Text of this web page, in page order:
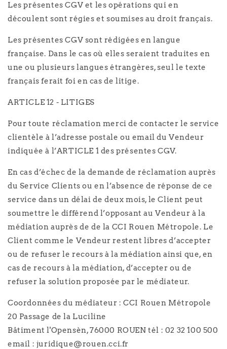
Les présentes CGV et les opérations qui en
découlent sont régies et soumises au droit français.
Les présentes CGV sont rédigées en langue
française. Dans le cas où elles seraient traduites en
une ou plusieurs langues étrangères, seul le texte
français ferait foi en cas de litige.
ARTICLE 12 - LITIGES
Pour toute réclamation merci de contacter le service
clientèle à l’adresse postale ou email du Vendeur
indiquée à l’ARTICLE 1 des présentes CGV.
En cas d’échec de la demande de réclamation auprès
du Service Clients ou en l’absence de réponse de ce
service dans un délai de deux mois, le Client peut
soumettre le différend l’opposant au Vendeur à la
médiation auprès de de la CCI Rouen Métropole. Le
Client comme le Vendeur restent libres d’accepter
ou de refuser le recours à la médiation ainsi que, en
cas de recours à la médiation, d’accepter ou de
refuser la solution proposée par le médiateur.
Coordonnées du médiateur : CCI Rouen Métropole
20 Passage de la Luciline
Bâtiment l'Opensèn, 76000 ROUEN tél : 02 32 100 500
email : juridique@rouen.cci.fr